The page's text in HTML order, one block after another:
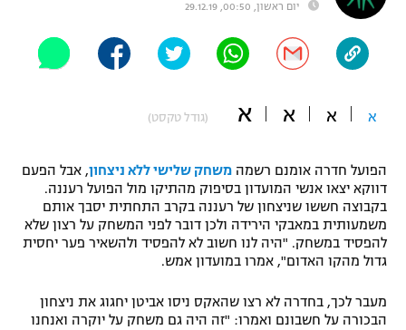
"מחצית בשכונה" – פודקאסט
משתתפים וזוכים בפרסים
תקנון משתתפים וזוכים בפרסים
תקנון עבור פעילות אלקטרה
תקנון עבור פעילות ספורט 1 – "מרלן"
טניס
גיימינג E-Sports
תנאי שימוש
היאבקות WWE
אופניים
ספורט מוטורי
פוטבול אמריקאי NFL
בייסבול MLB
אומנויות לחימה
יום ראשון, 00:50, 29.12.19
א א א א (גודל טקסט)
הפועל חדרה אומנם רשמה משחק שלישי ללא ניצחון, אבל הפעם
דווקא יצאו אנשי המועדון בסיפוק מהתיקו מול הפועל רעננה.
בקבוצה חששו שניצחון של רעננה בקרב התחתית יסבך אותם
משמעותית במאבקי הירידה ולכן דובר לפני המשחק על רצון שלא
להפסיד במשחק. "היה לנו חשוב לא להפסיד ולהשאיר פער יחסית
גדול מהקו האדום", אמרו במועדון אמש.
מעבר לכך, בחדרה לא רצו שהאקס ניסו אביטן יחגוג את ניצחון
הבכורה על חשבונם ואמרו: "זה היה גם משחק על יוקרה ואנחנו